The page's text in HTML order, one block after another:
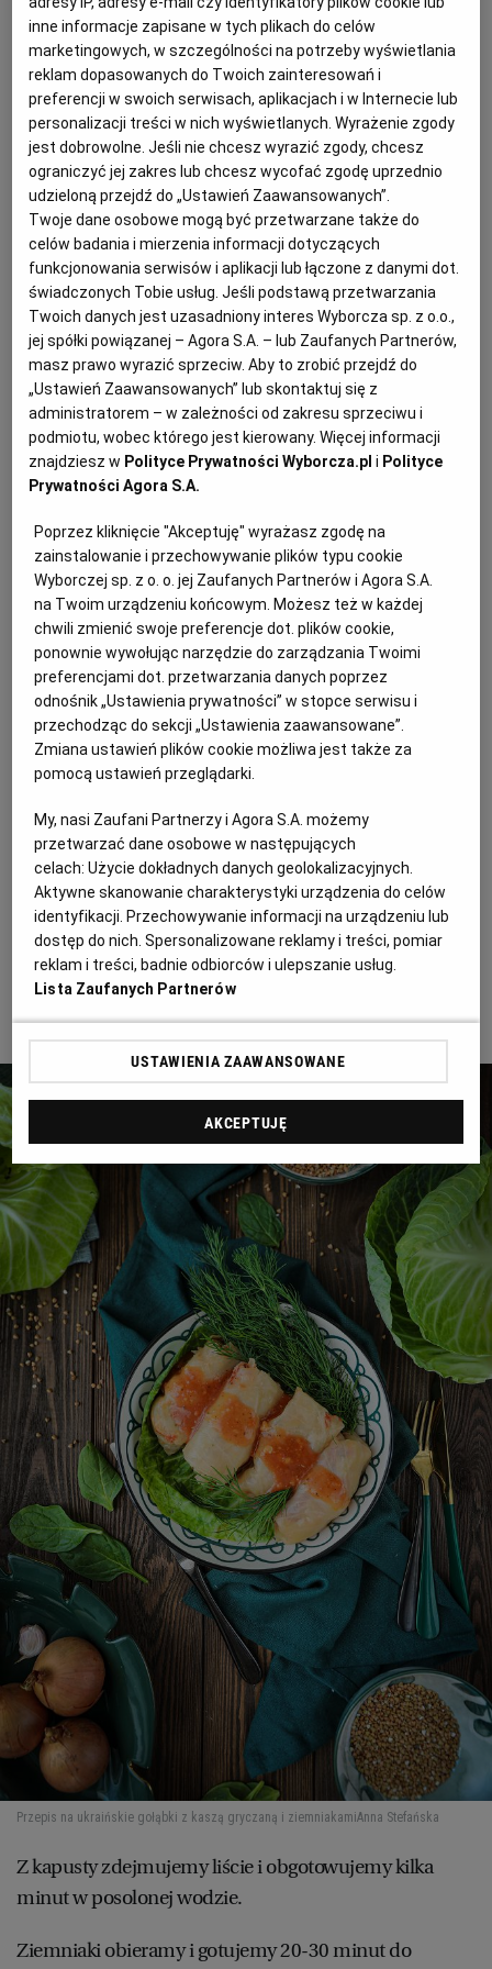
DOMOWE PRZETWORY
SOST, DIPY I INNE DODATKI
KUCHNIA MEKSYKAŃSKA
KUCHNIA INDYJSKA
KUCHNIA HISZPAŃSKA
KUCHNIA NIEMIECKA
GLIWICE
GORZÓW WIELKOPOLSKI
KALISZ
KATOWICE
KIELCE
KOSZALIN
KRAKÓW
ŁÓDŹ
OLSZTYN
OPOLE
PŁOCK
POZNAŃ
RADOM
RYBNIK
RZESZÓW
SOSNOWIEC
SZCZECIN
TORUŃ
TRÓJMIASTO
WAŁBRZYCH
WARSZAWA
WROCŁAW
ZAKOPANE
ZIELONA GÓRA
WYBORCZA TV I VOD
TYLKO ZDROWIE
KSIĄŻKI. MAGAZYN DO CZYTANIA
NASZA EUROPA
SŁÓWKA. MAGAZYN O JĘZYKU
BIQDATA
JUTRONAUCI
ARCHIWUM
INNE SERWISY
GAZETA.PL
TOK FM
SPORT.PL
KULTURALNYSKLEP.PL
DZIECKO
ZDROWIE
POGODA
PODRÓŻE
WIDEO
FORUM
Gołąbki z kaszą gryczaną - składniki:
główka białej kapusty lub kapusty włoskiej
1 kg ziemniaków
250 g kaszy gryczanej
3 cebule
2 szklanki bulionu lub wody
2 ząbki czosnku
1 puszka posiekanych pomidorów
2 łyżki masła
1 łyżka majeranku
Jak zrobić gołąbki z kaszą gryczaną?
Przepis na ukraińskie gołąbki z kaszą gryczaną i ziemniakamiAnna Stefańska
Z kapusty zdejmujemy liście i obgotowujemy kilka
minut w posolonej wodzie.
Ziemniaki obieramy i gotujemy 20-30 minut do
inne informacje zapisane w tych plikach do celów
marketingowych, w szczególności na potrzeby wyświetlania
reklam dopasowanych do Twoich zainteresowań i
preferencji w swoich serwisach, aplikacjach i w Internecie lub
personalizacji treści w nich wyświetlanych. Wyrażenie zgody
jest dobrowolne. Jeśli nie chcesz wyrazić zgody, chcesz
ograniczyć jej zakres lub chcesz wycofać zgodę uprzednio
udzieloną przejdź do „Ustawień Zaawansowanych”.
Twoje dane osobowe mogą być przetwarzane także do
celów badania i mierzenia informacji dotyczących
funkcjonowania serwisów i aplikacji lub łączone z danymi dot.
świadczonych Tobie usług. Jeśli podstawą przetwarzania
Twoich danych jest uzasadniony interes Wyborcza sp. z o.o.,
jej spółki powiązanej – Agora S.A. – lub Zaufanych Partnerów,
masz prawo wyrazić sprzeciw. Aby to zrobić przejdź do
„Ustawień Zaawansowanych” lub skontaktuj się z
administratorem – w zależności od zakresu sprzeciwu i
podmiotu, wobec którego jest kierowany. Więcej informacji
znajdziesz w Polityce Prywatności Wyborcza.pl i Polityce
Prywatności Agora S.A.
Poprzez kliknięcie "Akceptuję" wyrażasz zgodę na
zainstalowanie i przechowywanie plików typu cookie
Wyborczej sp. z o. o. jej Zaufanych Partnerów i Agora S.A.
na Twoim urządzeniu końcowym. Możesz też w każdej
chwili zmienić swoje preferencje dot. plików cookie,
ponownie wywołując narzędzie do zarządzania Twoimi
preferencjami dot. przetwarzania danych poprzez
odnośnik „Ustawienia prywatności” w stopce serwisu i
przechodząc do sekcji „Ustawienia zaawansowane”.
Zmiana ustawień plików cookie możliwa jest także za
pomocą ustawień przeglądarki.
My, nasi Zaufani Partnerzy i Agora S.A. możemy
przetwarzać dane osobowe w następujących
celach:Użycie dokładnych danych geolokalizacyjnych.
Aktywne skanowanie charakterystyki urządzenia do celów
identyfikacji. Przechowywanie informacji na urządzeniu lub
dostęp do nich. Spersonalizowane reklamy i treści, pomiar
reklam i treści, badnie odbiorców i ulepszanie usług.
Lista Zaufanych Partnerów
USTAWIENIA ZAAWANSOWANE
AKCEPTUJĘ